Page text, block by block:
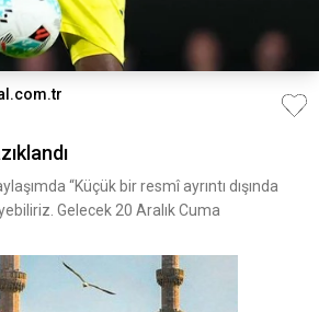
“Küçük bir resmî ayrıntı dışında
Gelecek 20 Aralık Cuma